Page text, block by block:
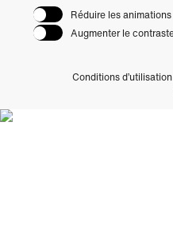
Réduire les animations
Augmenter le
Conditions d’utilisation